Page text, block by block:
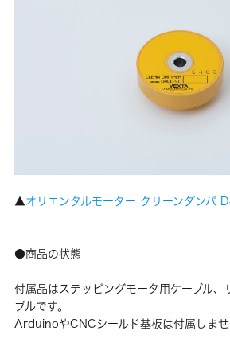
▲オリエンタルモーター クリーンダンパ
●商品の状態
付属品はステッピングモータ用ケーブル、
ブルです。
ArduinoやCNCシールド基板は付属しませ